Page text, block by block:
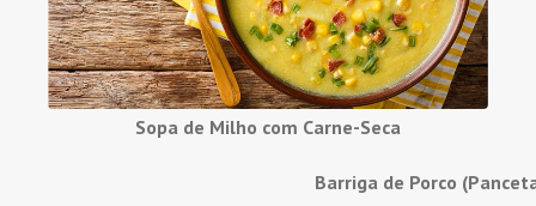
Sopa de Milho com Carne-Seca
Barriga de Porco